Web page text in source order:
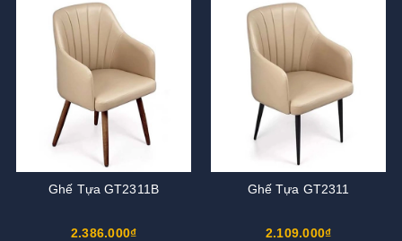
Ghế Tựa GT2311B
2.386.000₫
Ghế Tựa GT2311
2.109.000₫